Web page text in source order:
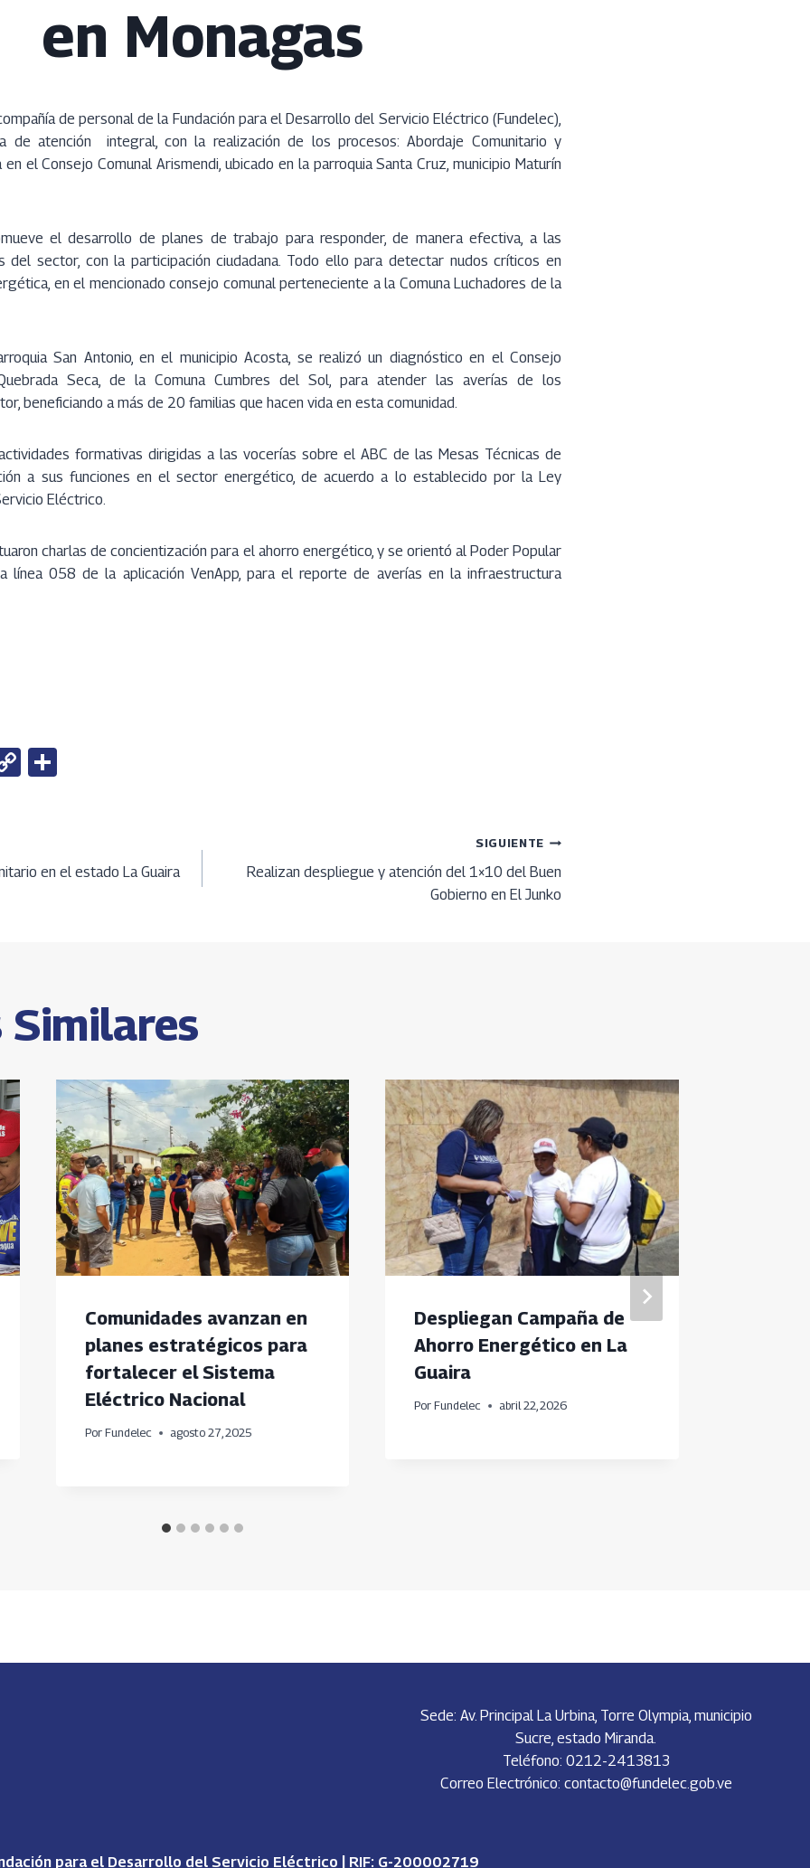
en Monagas
de personal de la Fundación para el Desarrollo del Servicio Eléctrico (Fundelec),
de atención integral, con la realización de los procesos: Abordaje Comunitario y
el Consejo Comunal Arismendi, ubicado en la parroquia Santa Cruz, municipio Maturín
el desarrollo de planes de trabajo para responder, de manera efectiva, a las
del sector, con la participación ciudadana. Todo ello para detectar nudos críticos en
en el mencionado consejo comunal perteneciente a la Comuna Luchadores de la
San Antonio, en el municipio Acosta, se realizó un diagnóstico en el Consejo
Seca, de la Comuna Cumbres del Sol, para atender las averías de los
beneficiando a más de 20 familias que hacen vida en esta comunidad.
formativas dirigidas a las vocerías sobre el ABC de las Mesas Técnicas de
a sus funciones en el sector energético, de acuerdo a lo establecido por la Ley
Eléctrico.
charlas de concientización para el ahorro energético, y se orientó al Poder Popular
línea 058 de la aplicación VenApp, para el reporte de averías en la infraestructura
C
n en el estado La Guaira
SIGUIENTE
Realizan despliegue y atención del 1×10 del Buen
Gobierno en El Junko
Similares
Comunidades avanzan en
planes estratégicos para
fortalecer el Sistema
Eléctrico Nacional
Por Fundelec agosto 27, 2025
Despliegan Campaña de
Ahorro Energético en La
Guaira
Por Fundelec abril 22, 2026
Sede: Av. Principal La Urbina, Torre Olympia, municipio
Sucre, estado Miranda.
Teléfono: 0212-2413813
Correo Electrónico: contacto@fundelec.gob.ve
para el Desarrollo del Servicio Eléctrico | RIF: G-200002719